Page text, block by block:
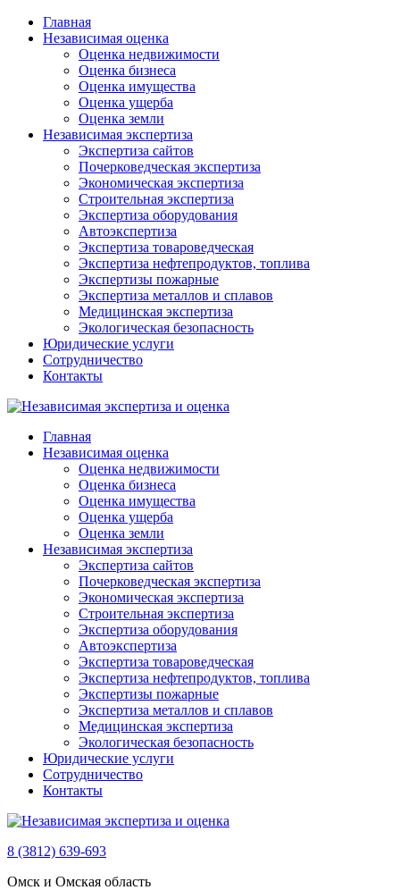
Главная
Независимая оценка
Оценка недвижимости
Оценка бизнеса
Оценка имущества
Оценка ущерба
Оценка земли
Независимая экспертиза
Экспертиза сайтов
Почерковедческая экспертиза
Экономическая экспертиза
Строительная экспертиза
Экспертиза оборудования
Автоэкспертиза
Экспертиза товароведческая
Экспертиза нефтепродуктов, топлива
Экспертизы пожарные
Экспертиза металлов и сплавов
Медицинская экспертиза
Экологическая безопасность
Юридические услуги
Сотрудничество
Контакты
Главная
Независимая оценка
Оценка недвижимости
Оценка бизнеса
Оценка имущества
Оценка ущерба
Оценка земли
Независимая экспертиза
Экспертиза сайтов
Почерковедческая экспертиза
Экономическая экспертиза
Строительная экспертиза
Экспертиза оборудования
Автоэкспертиза
Экспертиза товароведческая
Экспертиза нефтепродуктов, топлива
Экспертизы пожарные
Экспертиза металлов и сплавов
Медицинская экспертиза
Экологическая безопасность
Юридические услуги
Сотрудничество
Контакты
8 (3812) 639-693
Омск и Омская область